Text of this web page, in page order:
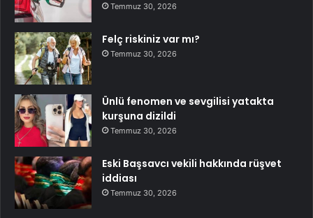
Temmuz 30, 2026
Felç riskiniz var mı?
Temmuz 30, 2026
Ünlü fenomen ve sevgilisi yatakta
kurşuna dizildi
Temmuz 30, 2026
Eski Başsavcı vekili hakkında rüşvet
iddiası
Temmuz 30, 2026